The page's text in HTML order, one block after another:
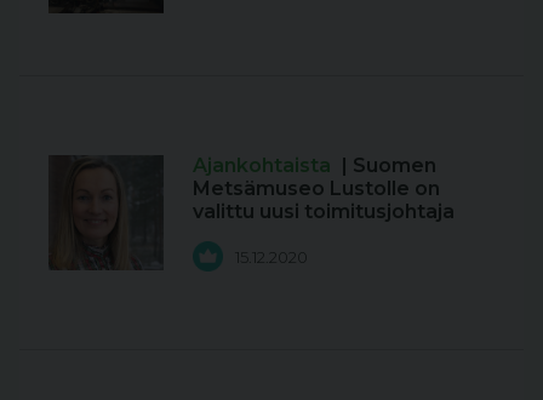
Ajankohtaista | Suomen
Metsämuseo Lustolle on
valittu uusi toimitusjohtaja
15.12.2020